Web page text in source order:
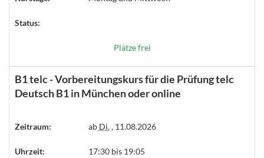
Status:
Plätze frei
B1 telc - Vorbereitungskurs für die Prüfung telc
Deutsch B1 in München oder online
Zeitraum: ab Di., 11.08.2026
Uhrzeit: 17:30 bis 19:05